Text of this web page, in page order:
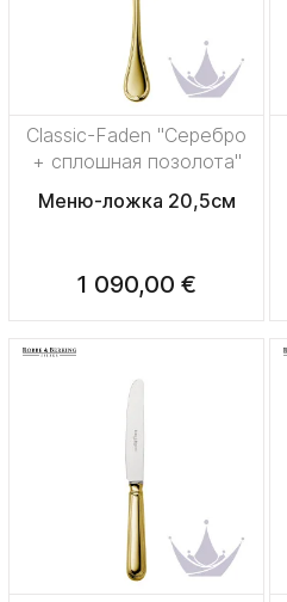
Classic-Faden "Серебро
+ сплошная позолота"
Меню-ложка 20,5см
1 090,00 €